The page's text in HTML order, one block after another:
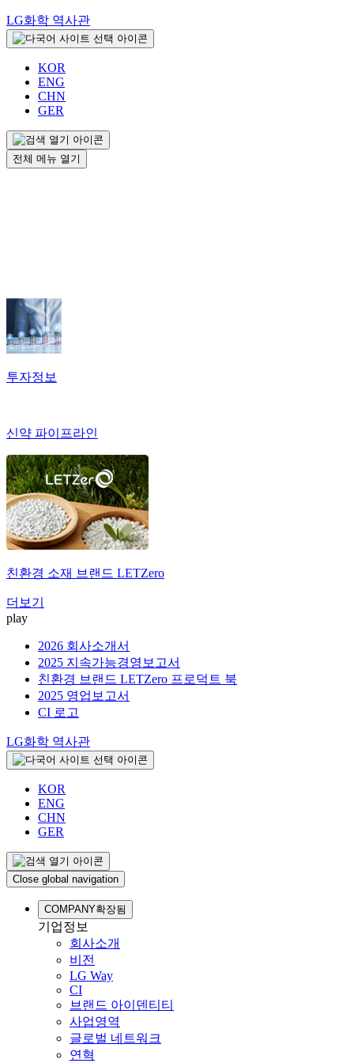
LG화학 역사관
KOR
ENG
CHN
GER
전체 메뉴 열기
투자정보
신약 파이프라인
친환경 소재 브랜드 LETZero
더보기
play
2026 회사소개서
2025 지속가능경영보고서
친환경 브랜드 LETZero 프로덕트 북
2025 영업보고서
CI 로고
LG화학 역사관
KOR
ENG
CHN
GER
Close global navigation
COMPANY확장됨
기업정보
회사소개
비전
LG Way
CI
브랜드 아이덴티티
사업영역
글로벌 네트워크
연혁